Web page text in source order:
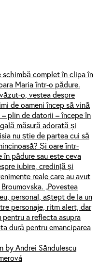
schimbă complet în clipa în
Maria într-o pădure.
o, vestea despre
de oameni încep să vină
plin de datorii – începe în
măsură adorată și
nu știe de partea cui să
Și oare într-
în pădure sau este ceva
iubire, credință și
reale care au avut
„Povestea
personal, aștept de la un
personaje, ritm alert, dar
a reflecta asupra
dură pentru emanciparea
by Andrei Săndulescu